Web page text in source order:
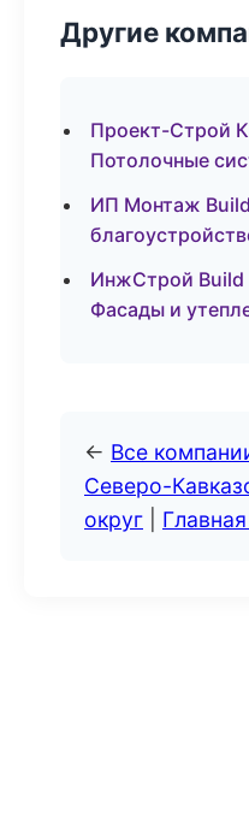
Другие
Проект-Строй
Потолочные
ИП Монтаж
ИнжСтрой
Фасады и
← Все
Северо-
округ